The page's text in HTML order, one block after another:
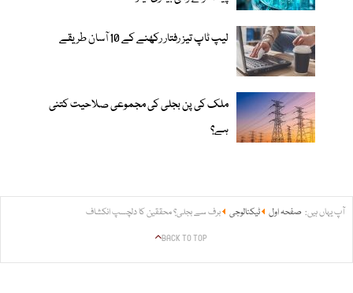
لیپ ٹاپ تیز رفتار رکھنے کے 10 آسان طریقے
ملک کی پن بجلی کی مجموعی صلاحیت کتنی
ہے؟
آپ یہاں ہیں: صفحہ اول ٹیکنالوجی برف سے بجلی؟ محققین کا دلچسپ انکشاف
BACK TO TOP